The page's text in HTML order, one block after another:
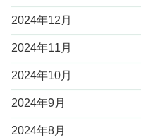
2024年12月
2024年11月
2024年10月
2024年9月
2024年8月